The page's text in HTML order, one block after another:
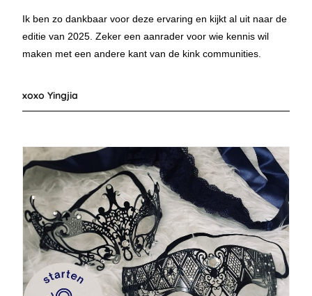
Ik ben zo dankbaar voor deze ervaring en kijkt al uit naar de
editie van 2025. Zeker een aanrader voor wie kennis wil
maken met een andere kant van de kink communities.
xoxo Yingjia